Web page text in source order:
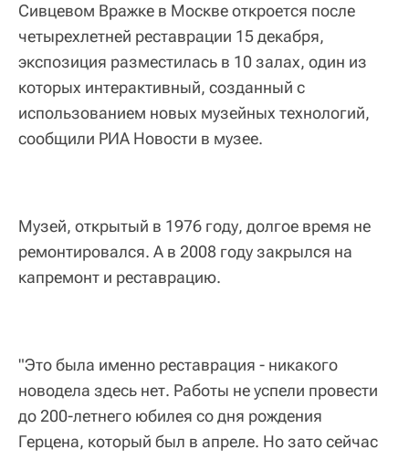
Сивцевом Вражке в Москве откроется после
четырехлетней реставрации 15 декабря,
экспозиция разместилась в 10 залах, один из
которых интерактивный, созданный с
использованием новых музейных технологий,
сообщили РИА Новости в музее.
Музей, открытый в 1976 году, долгое время не
ремонтировался. А в 2008 году закрылся на
капремонт и реставрацию.
"Это была именно реставрация - никакого
новодела здесь нет. Работы не успели провести
до 200-летнего юбилея со дня рождения
Герцена, который был в апреле. Но зато сейчас